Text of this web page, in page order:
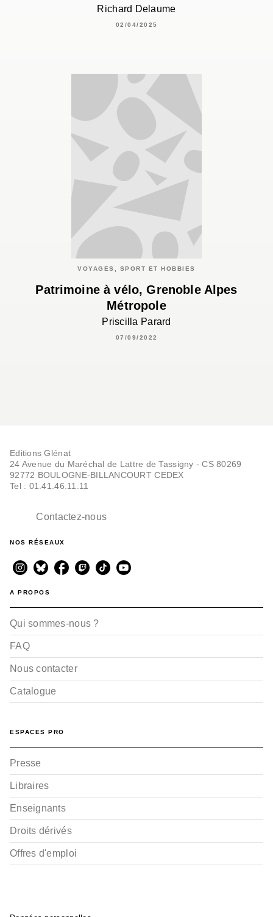
Richard Delaume
02/04/2025
VOYAGES, SPORT ET HOBBIES
Patrimoine à vélo, Grenoble Alpes
Métropole
Priscilla Parard
07/09/2022
Editions Glénat
24 Avenue du Maréchal de Lattre de Tassigny - CS 80269
92772 BOULOGNE-BILLANCOURT CEDEX
Tel : 01.41.46.11.11
Contactez-nous
NOS RÉSEAUX
A PROPOS
Qui sommes-nous ?
FAQ
Nous contacter
Catalogue
ESPACES PRO
Presse
Libraires
Enseignants
Droits dérivés
Offres d'emploi